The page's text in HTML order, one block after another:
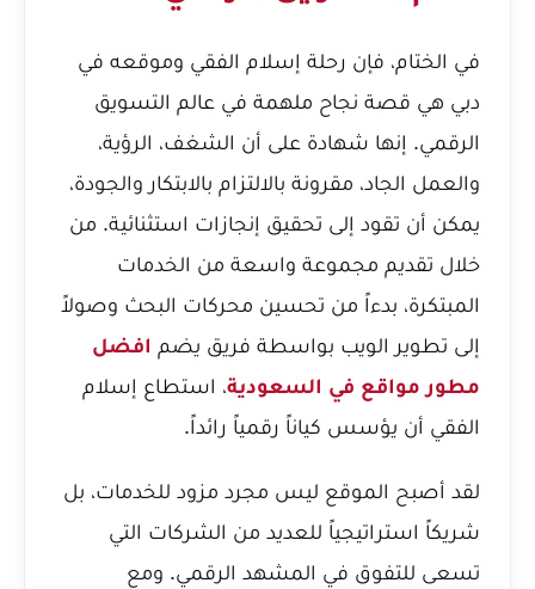
في الختام، فإن رحلة إسلام الفقي وموقعه في
دبي هي قصة نجاح ملهمة في عالم التسويق
الرقمي. إنها شهادة على أن الشغف، الرؤية،
والعمل الجاد، مقرونة بالالتزام بالابتكار والجودة،
يمكن أن تقود إلى تحقيق إنجازات استثنائية. من
خلال تقديم مجموعة واسعة من الخدمات
المبتكرة، بدءاً من تحسين محركات البحث وصولاً
إلى تطوير الويب بواسطة فريق يضم افضل
مطور مواقع في السعودية، استطاع إسلام
الفقي أن يؤسس كياناً رقمياً رائداً.
لقد أصبح الموقع ليس مجرد مزود للخدمات، بل
شريكاً استراتيجياً للعديد من الشركات التي
تسعى للتفوق في المشهد الرقمي. ومع